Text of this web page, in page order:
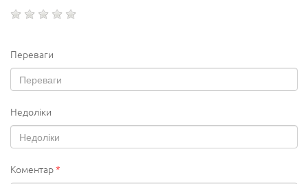
Переваги
Недоліки
Коментар*